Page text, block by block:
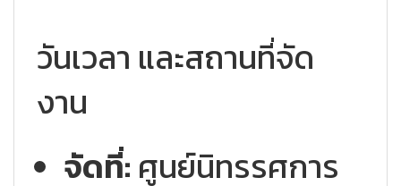
วันเวลา และสถานที่จัด
งาน
จัดที่: ศูนย์นิทรรศการ